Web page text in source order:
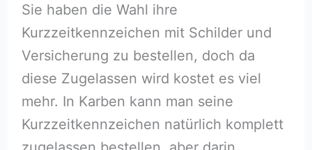
Sie haben die Wahl ihre
Kurzzeitkennzeichen mit Schilder und
Versicherung zu bestellen, doch da
diese Zugelassen wird kostet es viel
mehr. In Karben kann man seine
Kurzzeitkennzeichen natürlich komplett